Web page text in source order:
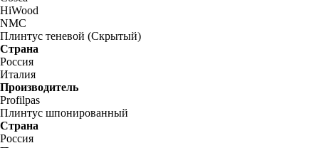
HiWood
NMC
Плинтус теневой (Скрытый)
Страна
Россия
Италия
Производитель
Profilpas
Плинтус шпонированный
Страна
Россия